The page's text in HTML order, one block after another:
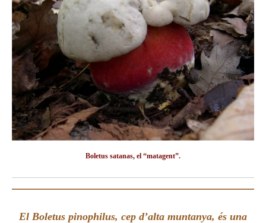
Boletus satanas, el “matagent”.
El Boletus pinophilus, cep d’alta muntanya, és una